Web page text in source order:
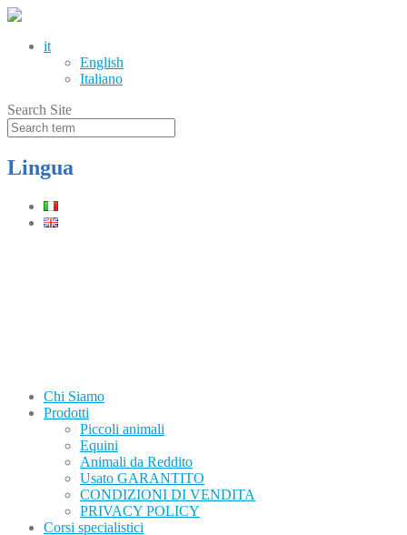
it
English
Italiano
Search Site
Lingua
Chi Siamo
Prodotti
Piccoli animali
Equini
Animali da Reddito
Usato GARANTITO
CONDIZIONI DI VENDITA
PRIVACY POLICY
Corsi specialistici